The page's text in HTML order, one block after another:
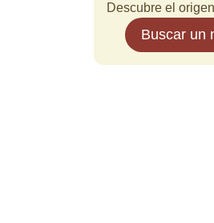
Descubre el
Buscar un